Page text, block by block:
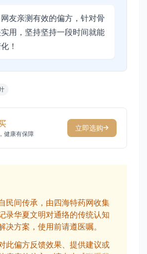
友亲测有效的偏方，针对骨
用，坚持坚持一段时间就能
！
健康有保障
立即选购
民间传承，由四海特药网收集
录华夏文明对通络的传统认知
决方案，使用前请遵医嘱。
此偏方反馈效果、提供建议或